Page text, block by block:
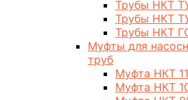
Трубы НКТ
Трубы НКТ
Трубы НКТ
Муфты для
труб
Муфта НКТ
Муфта НКТ